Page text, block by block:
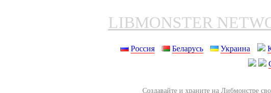
LIBMONSTER
Россия Беларусь Украина
Создавайте и храните на Либмонстре